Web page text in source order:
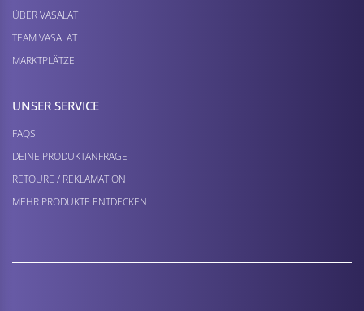
ÜBER VASALAT
TEAM VASALAT
MARKTPLÄTZE
UNSER SERVICE
FAQS
DEINE PRODUKTANFRAGE
RETOURE / REKLAMATION
MEHR PRODUKTE ENTDECKEN